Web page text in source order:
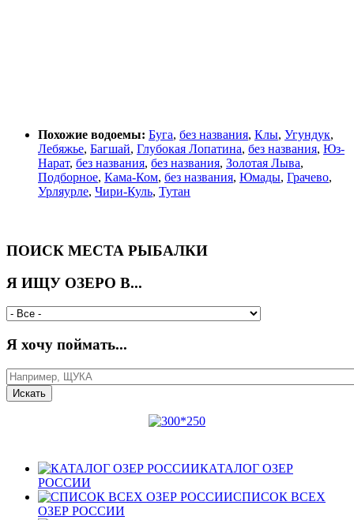
Похожие водоемы: Буга, без названия, Клы, Угундук,
Лебяжье, Багшай, Глубокая Лопатина, без названия, Юз-
Нарат, без названия, без названия, Золотая Лыва,
Подборное, Кама-Ком, без названия, Юмады, Грачево,
Урляурле, Чири-Куль, Тутан
ПОИСК МЕСТА РЫБАЛКИ
Я ИЩУ ОЗЕРО В...
Я хочу поймать...
КАТАЛОГ ОЗЕР
РОССИИ
СПИСОК ВСЕХ
ОЗЕР РОССИИ